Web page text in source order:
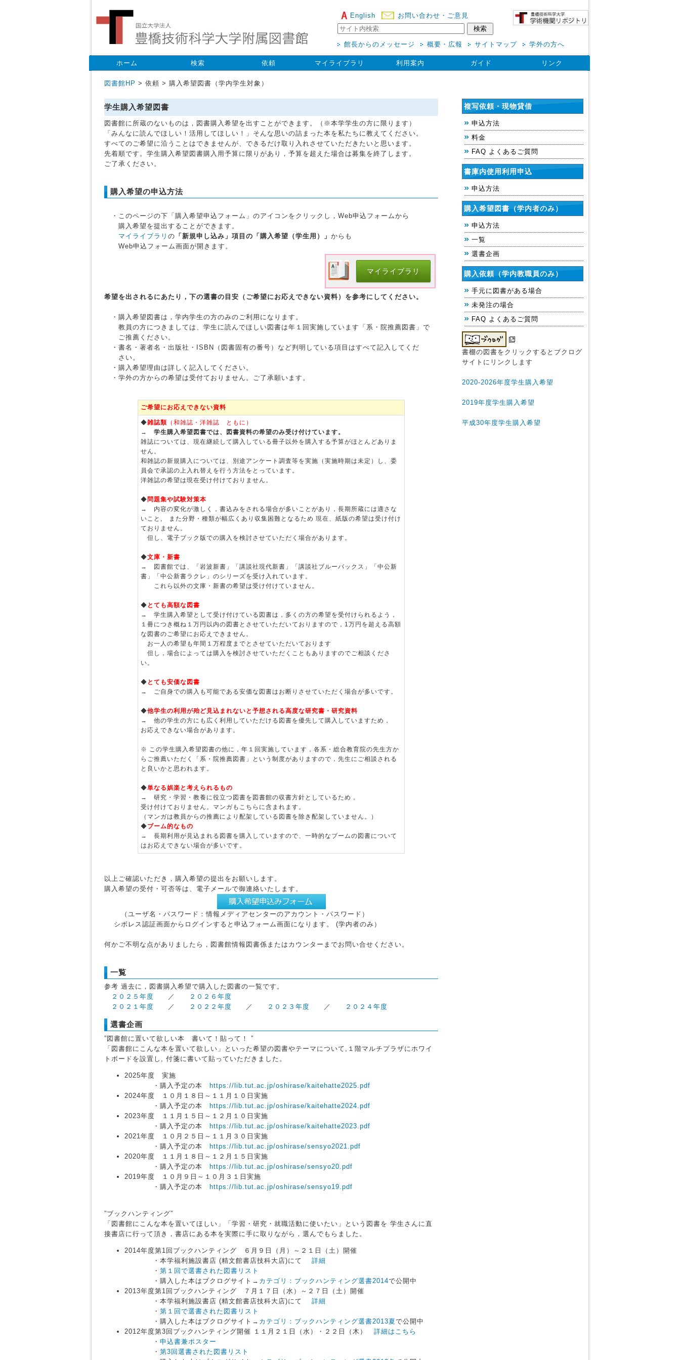
English お問い合わせ・ご意見
館長からのメッセージ 概要・広報 サイトマップ 学外の方へ
ホーム 検索 依頼 マイライブラリ 利用案内 ガイド リンク
図書館HP > 依頼 > 購入希望図書（学内学生対象）
学生購入希望図書
図書館に所蔵のないものは，図書購入希望を出すことができます。（※本学学生の方に限ります）
「みんなに読んでほしい！活用してほしい！」そんな思いの詰まった本を私たちに教えてください。
すべてのご希望に沿うことはできませんが、できるだけ取り入れさせていただきたいと思います。
先着順です。学生購入希望図書購入用予算に限りがあり，予算を超えた場合は募集を終了します。
ご了承ください。
購入希望の申込方法
・このページの下「購入希望申込フォーム」のアイコンをクリックし，Web申込フォームから
購入希望を提出することができます。
マイライブラリ の 「新規申し込み」項目の「購入希望（学生用）」 からも
Web申込フォーム画面が開きます。
マイライブラリ
希望を出されるにあたり，下の選書の目安（ご希望にお応えできない資料）を参考にしてください。
・購入希望図書は，学内学生の方のみのご利用になります。
教員の方につきましては、学生に読んでほしい図書は年１回実施しています「系・院推薦図書」で
ご推薦ください。
・書名・著者名・出版社・ISBN（図書固有の番号）など判明している項目はすべて記入してくだ
さい。
・購入希望理由は詳しく記入してください。
・学外の方からの希望は受付ておりません。ご了承願います。
ご希望にお応えできない資料
◆雑誌類 （和雑誌・洋雑誌 ともに）
→ 学生購入希望図書では、図書資料の希望のみ受け付けています。
雑誌については、現在継続して購入している冊子以外を購入する予算がほとんどありま
せん。
和雑誌の新規購入については、別途アンケート調査等を実施（実施時期は未定）し、委
員会で承認の上入れ替えを行う方法をとっています。
洋雑誌の希望は現在受け付けておりません。
◆ 問題集や試験対策本
→ 内容の変化が激しく，書込みをされる場合が多いことがあり，長期所蔵には適さな
いこと, また分野・種類が幅広くあり収集困難となるため 現在、紙版の希望は受け付け
ておりません。
但し、電子ブック版での購入を検討させていただく場合があります。
◆文庫・新書
→ 図書館では、「岩波新書」「講談社現代新書」「講談社ブルーバックス」「中公新
書」「中公新書ラクレ」のシリーズを受け入れています。
これら以外の文庫・新書の希望は受け付けていません。
◆ とても高額な図書
→ 学生購入希望として受け付けている図書は，多くの方の希望を受付けられるよう，
１冊につき概ね１万円以内の図書とさせていただいておりますので，1万円を超える高額
な図書のご希望にお応えできません。
お一人の希望も年間１万程度までとさせていただいております
但し，場合によっては購入を検討させていただくこともありますのでご相談くださ
い。
◆ とても安価な図書
→ ご自身での購入も可能である安価な図書はお断りさせていただく場合が多いです。
◆他学生の利用が殆ど見込まれないと予想される高度な研究書・研究資料
→ 他の学生の方にも広く利用していただける図書を優先して購入していますため，
お応えできない場合があります。
※ この学生購入希望図書の他に，年１回実施しています，各系・総合教育院の先生方か
らご推薦いただく「系・院推薦図書」という制度がありますので，先生にご相談される
と良いかと思われます。
◆単なる娯楽と考えられるもの
→ 研究・学習・教養に役立つ図書を図書館の収書方針としているため，
受け付けておりません。マンガもこちらに含まれます。
（マンガは教員からの推薦により配架している図書を除き配架していません。）
◆ブーム的なもの
→ 長期利用が見込まれる図書を購入していますので、一時的なブームの図書について
はお応えできない場合が多いです。
以上ご確認いただき，購入希望の提出をお願いします。
購入希望の受付・可否等は、電子メールで御連絡いたします。
（ユーザ名・パスワード：情報メディアセンターのアカウント・パスワード）
シボレス認証画面からログインすると申込フォーム画面になります。 (学内者のみ）
何かご不明な点がありましたら，図書館情報図書係またはカウンターまでお問い合せください。
一覧
参考 過去に，図書購入希望で購入した図書の一覧です。
２０２５年度 ／
２０２６年度
２０２１年度 ／ ２０２２年度 ／ ２０２３年度 ／ ２０２４年度
選書企画
”図書館に置いて欲しい本 書いて！貼って！ ”
「図書館にこんな本を置いて欲しい」といった希望の図書やテーマについて,１階マルチプラザにホワイ
トボードを設置し, 付箋に書いて貼っていただきました。
2025年度 実施
・購入予定の本
https://lib.tut.ac.jp/oshirase/kaitehatte2025.pdf
2024年度 １０月１８日～１１月１０日実施
・購入予定の本
https://lib.tut.ac.jp/oshirase/kaitehatte2024.pdf
2023年度 １１月１５日～１２月１０日実施
・購入予定の本
https://lib.tut.ac.jp/oshirase/kaitehatte2023.pdf
2021年度 １０月２５日～１１月３０日実施
・購入予定の本
https://lib.tut.ac.jp/oshirase/sensyo2021.pdf
2020年度 １１月１８日～１２月１５日実施
・購入予定の本
https://lib.tut.ac.jp/oshirase/sensyo20.pdf
2019年度 １０月９日～１０月３１日実施
・購入予定の本
https://lib.tut.ac.jp/oshirase/sensyo19.pdf
”ブックハンティング”
「図書館にこんな本を置いてほしい」「学習・研究・就職活動に使いたい」という図書を 学生さんに直
接書店に行って頂き，書店にある本を実際に手に取りながら，選んでもらました。
2014年度第1回ブックハンティング ６月９日（月）～２１日（土）開催
・本学福利施設書店 (精文館書店技科大店)にて
詳細
・ 第１回で選書された図書リスト
・購入した本はブクログサイト→ カテゴリ：ブックハンティング選書2014で公開中
2013年度第1回ブックハンティング ７月１７日（水）～２７日（土）開催
・本学福利施設書店 (精文館書店技科大店)にて
詳細
・ 第１回で選書された図書リスト
・購入した本はブクログサイト→ カテゴリ：ブックハンティング選書2013夏で公開中
2012年度第3回ブックハンティング開催 １１月２１日（水）・２２日（木） 詳細はこちら
・ 申込書兼ポスター
・ 第3回選書された図書リスト
複写依頼・現物貸借
申込方法
料金
FAQ よくあるご質問
書庫内使用利用申込
申込方法
購入希望図書（学内者のみ）
申込方法
一覧
選書企画
購入依頼（学内教職員のみ）
手元に図書がある場合
未発注の場合
FAQ よくあるご質問
書棚の図書をクリックするとブクログ
サイトにリンクします
2020-2026年度学生購入希望
2019年度学生購入希望
平成30年度学生購入希望